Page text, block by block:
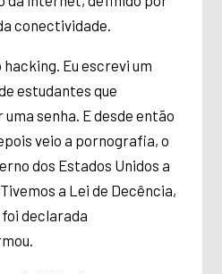
conectividade.
Eu escrevi um
estudantes que
senha. E desde então
veio a pornografia, o
dos Estados Unidos a
a Lei de Decência,
foi declarada